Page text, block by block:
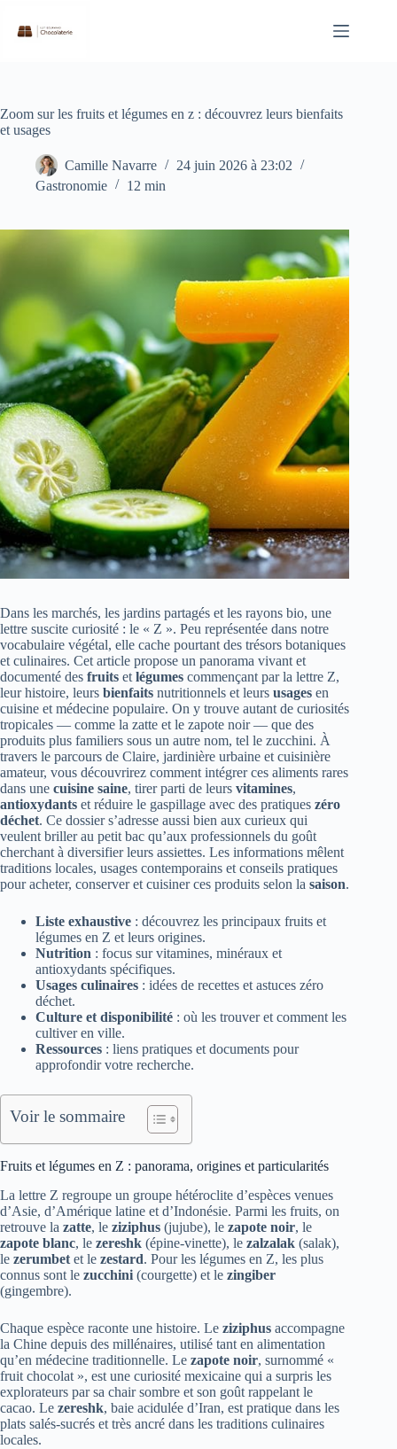
contenu
Zoom sur les fruits et légumes en z : découvrez leurs bienfaits
et usages
Camille Navarre
24 juin 2026 à 23:02
Gastronomie
12 min
Dans les marchés, les jardins partagés et les rayons bio, une
lettre suscite curiosité : le « Z ». Peu représentée dans notre
vocabulaire végétal, elle cache pourtant des trésors botanique­­s
et culinaires. Cet article propose un panorama vivant et
documenté des fruits et légumes commençant par la lettre Z,
leur histoire, leurs bienfaits nutritionnels et leurs usages en
cuisine et médecine populaire. On y trouve autant de curiosités
tropicales — comme la zatte et le zapote noir — que des
produits plus familiers sous un autre nom, tel le zucchini. À
travers le parcours de Claire, jardinière urbaine et cuisinière
amateur, vous découvrirez comment intégrer ces aliments rares
dans une cuisine saine, tirer parti de leurs vitamines,
antioxydants et réduire le gaspillage avec des pratiques zéro
déchet. Ce dossier s’adresse aussi bien aux curieux qui
veulent briller au petit bac qu’aux professionnels du goût
cherchant à diversifier leurs assiettes. Les informations mêlent
traditions locales, usages contemporains et conseils pratiques
pour acheter, conserver et cuisiner ces produits selon la saison.
Liste exhaustive : découvrez les principaux fruits et
légumes en Z et leurs origines.
Nutrition : focus sur vitamines, minéraux et
antioxydants spécifiques.
Usages culinaires : idées de recettes et astuces zéro
déchet.
Culture et disponibilité : où les trouver et comment les
cultiver en ville.
Ressources : liens pratiques et documents pour
approfondir votre recherche.
Voir le sommaire
Fruits et légumes en Z : panorama, origines et particularités
La lettre Z regroupe un groupe hétéroclite d’espèces venues
d’Asie, d’Amérique latine et d’Indonésie. Parmi les fruits, on
retrouve la zatte, le ziziphus (jujube), le zapote noir, le
zapote blanc, le zereshk (épine-vinette), le zalzalak (salak),
le zerumbet et le zestard. Pour les légumes en Z, les plus
connus sont le zucchini (courgette) et le zingiber
(gingembre).
Chaque espèce raconte une histoire. Le ziziphus accompagne
la Chine depuis des millénaires, utilisé tant en alimentation
qu’en médecine traditionnelle. Le zapote noir, surnommé «
fruit chocolat », est une curiosité mexicaine qui a surpris les
explorateurs par sa chair sombre et son goût rappelant le
cacao. Le zereshk, baie acidulée d’Iran, est pratique dans les
plats salés-sucrés et très ancré dans les traditions culinaires
locales.